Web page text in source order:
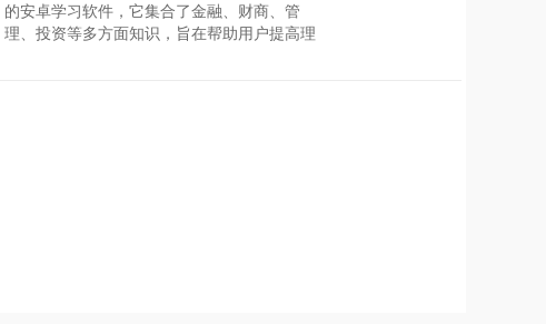
的安卓学习软件，它集合了金融、财商、管
理、投资等多方面知识，旨在帮助用户提高理